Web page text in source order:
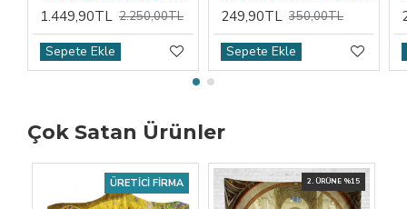
1.449,90TL 2.250,00TL
Sepete Ekle
249,90TL 350,00TL
Sepete Ekle
Çok Satan Ürünler
ÜRETICI FIRMA 2. ÜRÜNE %15